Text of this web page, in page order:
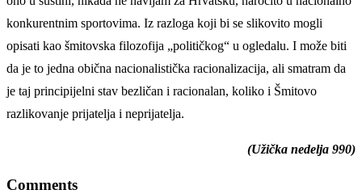
konkurentnim sportovima. Iz razloga koji bi se slikovito mogli
opisati kao šmitovska filozofija „političkog“ u ogledalu. I može biti
da je to jedna obična nacionalistička racionalizacija, ali smatram da
je taj principijelni stav bezličan i racionalan, koliko i Šmitovo
razlikovanje prijatelja i neprijatelja.
(Užička nedelja 990)
Comments